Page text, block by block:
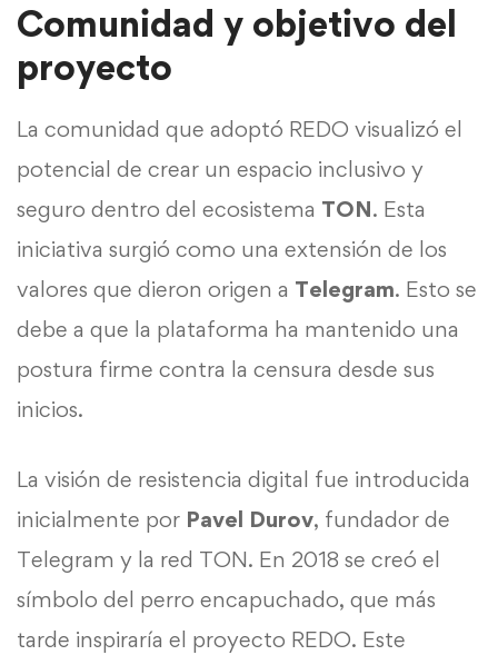
Comunidad y objetivo del
proyecto
La comunidad que adoptó REDO visualizó el
potencial de crear un espacio inclusivo y
seguro dentro del ecosistema TON. Esta
iniciativa surgió como una extensión de los
valores que dieron origen a Telegram. Esto se
debe a que la plataforma ha mantenido una
postura firme contra la censura desde sus
inicios.
La visión de resistencia digital fue introducida
inicialmente por Pavel Durov, fundador de
Telegram y la red TON. En 2018 se creó el
símbolo del perro encapuchado, que más
tarde inspiraría el proyecto REDO. Este